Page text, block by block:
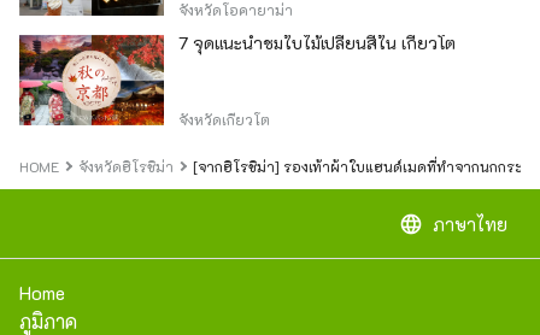
จังหวัดโอคายาม่า
7 จุดแนะนำชมใบไม้เปลี่ยนสีใน เกียวโต
จังหวัดเกียวโต
HOME จังหวัดฮิโรชิม่า [จากฮิโรชิม่า] รองเท้าผ้าใบแฮนด์เมดที่ทำจากนกกระเ
language ภาษาไทย
Home
ภูมิภาค